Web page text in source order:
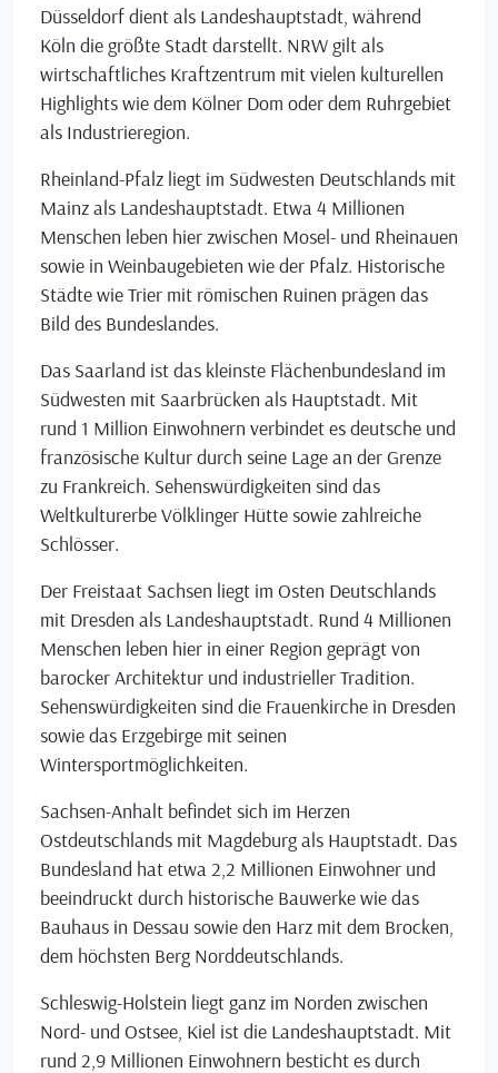
Düsseldorf dient als Landeshauptstadt, während
Köln die größte Stadt darstellt. NRW gilt als
wirtschaftliches Kraftzentrum mit vielen kulturellen
Highlights wie dem Kölner Dom oder dem Ruhrgebiet
als Industrieregion.
Rheinland-Pfalz liegt im Südwesten Deutschlands mit
Mainz als Landeshauptstadt. Etwa 4 Millionen
Menschen leben hier zwischen Mosel- und Rheinauen
sowie in Weinbaugebieten wie der Pfalz. Historische
Städte wie Trier mit römischen Ruinen prägen das
Bild des Bundeslandes.
Das Saarland ist das kleinste Flächenbundesland im
Südwesten mit Saarbrücken als Hauptstadt. Mit
rund 1 Million Einwohnern verbindet es deutsche und
französische Kultur durch seine Lage an der Grenze
zu Frankreich. Sehenswürdigkeiten sind das
Weltkulturerbe Völklinger Hütte sowie zahlreiche
Schlösser.
Der Freistaat Sachsen liegt im Osten Deutschlands
mit Dresden als Landeshauptstadt. Rund 4 Millionen
Menschen leben hier in einer Region geprägt von
barocker Architektur und industrieller Tradition.
Sehenswürdigkeiten sind die Frauenkirche in Dresden
sowie das Erzgebirge mit seinen
Wintersportmöglichkeiten.
Sachsen-Anhalt befindet sich im Herzen
Ostdeutschlands mit Magdeburg als Hauptstadt. Das
Bundesland hat etwa 2,2 Millionen Einwohner und
beeindruckt durch historische Bauwerke wie das
Bauhaus in Dessau sowie den Harz mit dem Brocken,
dem höchsten Berg Norddeutschlands.
Schleswig-Holstein liegt ganz im Norden zwischen
Nord- und Ostsee, Kiel ist die Landeshauptstadt. Mit
rund 2,9 Millionen Einwohnern besticht es durch